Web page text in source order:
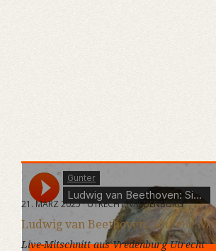
21. MÄRZ 2025 · UTRECHT, VREDENBURG
Ludwig van Beethoven: Sinfonie
Live-Mitschnitt aus Vredenburg Utrecht